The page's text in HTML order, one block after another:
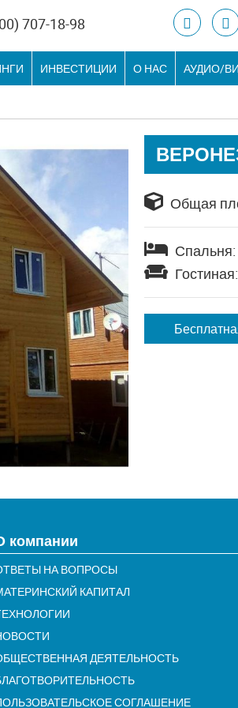
707-18-98
ИНВЕСТИЦИИ О НАС АУДИО/
Общая
Спальня:
Гостиная:
компании
НА ВОПРОСЫ
КАПИТАЛ
ДЕЯТЕЛЬНОСТЬ
СОГЛАШЕНИЕ